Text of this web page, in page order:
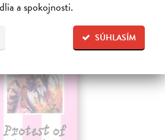
a spokojnosti.
SÚHLASÍM
na sklade